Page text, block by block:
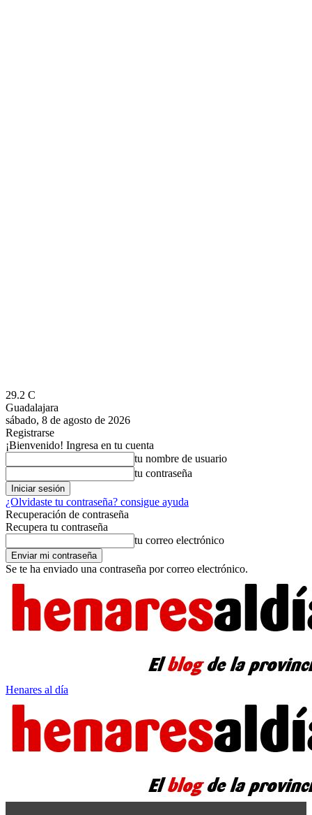
29.2 C
Guadalajara
sábado, 8 de agosto de 2026
Registrarse
¡Bienvenido! Ingresa en tu cuenta
tu nombre de usuario
tu contraseña
¿Olvidaste tu contraseña? consigue ayuda
Recuperación de contraseña
Recupera tu contraseña
tu correo electrónico
Se te ha enviado una contraseña por correo electrónico.
Henares al día